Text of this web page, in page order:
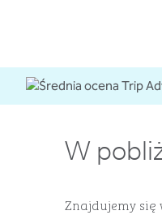
W
Znajdujemy